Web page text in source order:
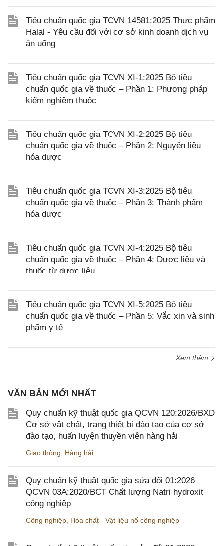
Tiêu chuẩn quốc gia TCVN 14581:2025 Thực phẩm
Halal - Yêu cầu đối với cơ sở kinh doanh dịch vụ
ăn uống
Tiêu chuẩn quốc gia TCVN XI-1:2025 Bộ tiêu
chuẩn quốc gia về thuốc – Phần 1: Phương pháp
kiểm nghiệm thuốc
Tiêu chuẩn quốc gia TCVN XI-2:2025 Bộ tiêu
chuẩn quốc gia về thuốc – Phần 2: Nguyên liệu
hóa dược
Tiêu chuẩn quốc gia TCVN XI-3:2025 Bộ tiêu
chuẩn quốc gia về thuốc – Phần 3: Thành phẩm
hóa dược
Tiêu chuẩn quốc gia TCVN XI-4:2025 Bộ tiêu
chuẩn quốc gia về thuốc – Phần 4: Dược liệu và
thuốc từ dược liệu
Tiêu chuẩn quốc gia TCVN XI-5:2025 Bộ tiêu
chuẩn quốc gia về thuốc – Phần 5: Vắc xin và sinh
phẩm y tế
Xem thêm
VĂN BẢN MỚI NHẤT
Quy chuẩn kỹ thuật quốc gia QCVN 120:2026/BXD
Cơ sở vật chất, trang thiết bị đào tạo của cơ sở
đào tạo, huấn luyện thuyền viên hàng hải
Giao thông Hàng hải
Quy chuẩn kỹ thuật quốc gia sửa đổi 01:2026
QCVN 03A:2020/BCT Chất lượng Natri hydroxit
công nghiệp
Công nghiệp Hóa chất - Vật liệu nổ công nghiệp